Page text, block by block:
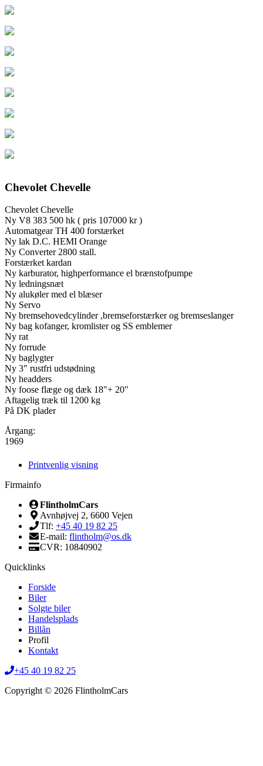
Chevolet Chevelle
Chevolet Chevelle
Ny V8 383 500 hk ( pris 107000 kr )
Automatgear TH 400 forstærket
Ny lak D.C. HEMI Orange
Ny Converter 2800 stall.
Forstærket kardan
Ny karburator, highperformance el brænstofpumpe
Ny ledningsnæt
Ny alukøler med el blæser
Ny Servo
Ny bremsehovedcylinder ,bremseforstærker og bremseslanger
Ny bag kofanger, kromlister og SS emblemer
Ny rat
Ny forrude
Ny baglygter
Ny 3" rustfri udstødning
Ny headders
Ny foose flæge og dæk 18"+ 20"
Aftagelig træk til 1200 kg
På DK plader
Årgang:
1969
Printvenlig visning
Firmainfo
FlintholmCars
Avnhøjvej 2, 6600 Vejen
Tlf: +45 40 19 82 25
E-mail: flintholm@os.dk
CVR: 10840902
Quicklinks
Forside
Biler
Solgte biler
Handelsplads
Billån
Profil
Kontakt
+45 40 19 82 25
Copyright © 2026 FlintholmCars